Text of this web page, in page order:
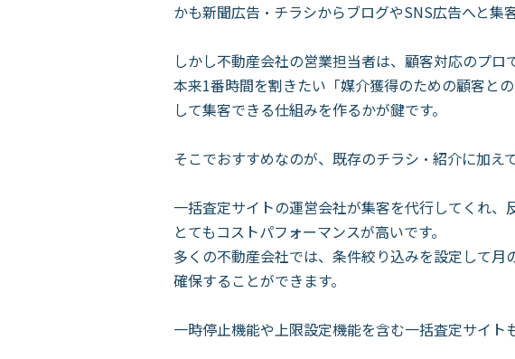
かも新聞広告・チラシからブログやSNS広告へと集
しかし不動産会社の営業担当者は、顧客対応のプロ
本来1番時間を割きたい「媒介獲得のための顧客と
して集客できる仕組みを作るかが鍵です。
そこでおすすめなのが、既存のチラシ・紹介に加え
一括査定サイトの運営会社が集客を代行してくれ、
とてもコストパフォーマンスが高いです。
多くの不動産会社では、条件絞り込みを設定して
確保することができます。
一時停止機能や上限設定機能を含む一括査定サイト